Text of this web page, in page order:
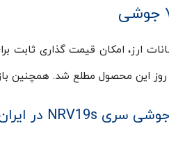
ارز، امکان قیمت گذاری ثابت
این محصول مطلع شد. همچنین بازه